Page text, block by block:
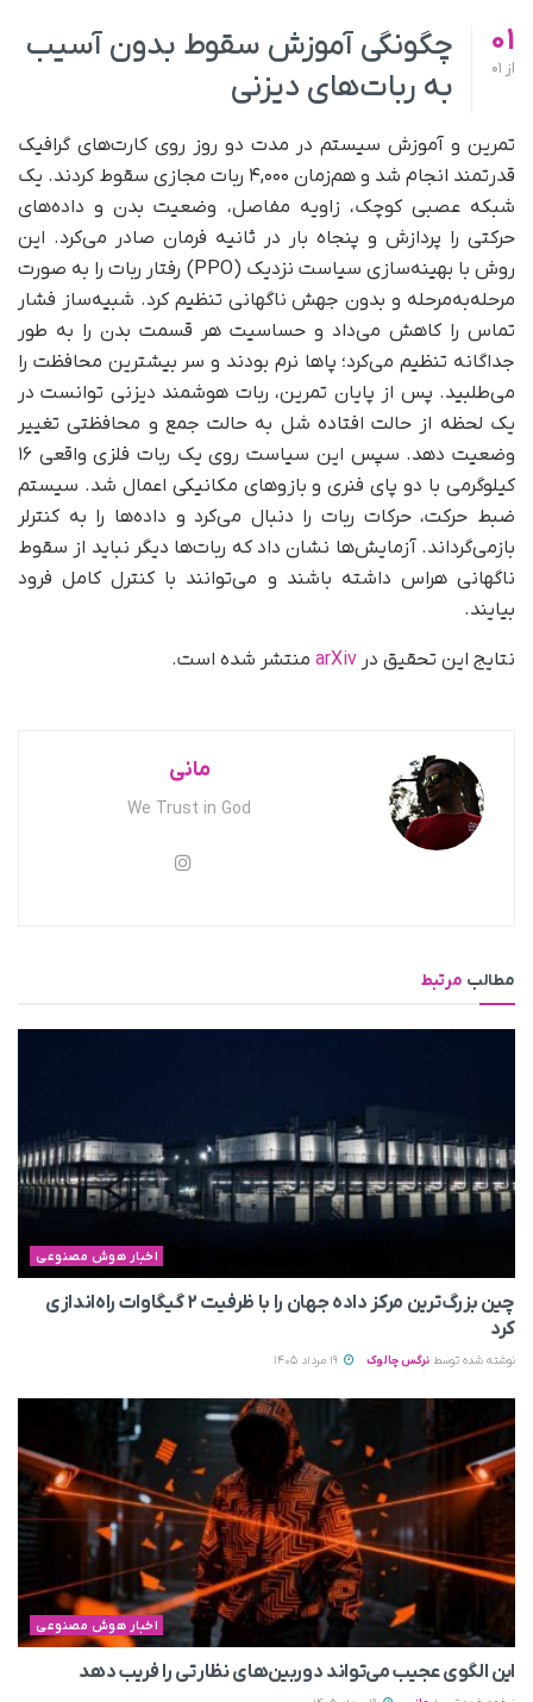
01
از
چگونگی آموزش سقوط بدون آسیب
به ربات‌‌های دیزنی
تمرین و آموزش سیستم در مدت دو روز روی کارت‌های گرافیک
قدرتمند انجام شد و هم‌زمان ۴,۰۰۰ ربات مجازی سقوط کردند. یک
شبکه عصبی کوچک، زاویه مفاصل، وضعیت بدن و داده‌های
حرکتی را پردازش و پنجاه بار در ثانیه فرمان صادر می‌کرد. این
روش با بهینه‌سازی سیاست نزدیک (PPO) رفتار ربات را به صورت
مرحله‌به‌مرحله و بدون جهش ناگهانی تنظیم کرد. شبیه‌ساز فشار
تماس را کاهش می‌داد و حساسیت هر قسمت بدن را به طور
جداگانه تنظیم می‌کرد؛ پاها نرم بودند و سر بیشترین محافظت را
می‌طلبید. پس از پایان تمرین، ربات‌ هوشمند دیزنی توانست در
یک لحظه از حالت افتاده شل به حالت جمع و محافظتی تغییر
وضعیت دهد. سپس این سیاست روی یک ربات فلزی واقعی ۱۶
کیلوگرمی با دو پای فنری و بازوهای مکانیکی اعمال شد. سیستم
ضبط حرکت، حرکات ربات را دنبال می‌کرد و داده‌ها را به کنترلر
بازمی‌گرداند. آزمایش‌ها نشان داد که ربات‌ها دیگر نباید از سقوط
ناگهانی هراس داشته باشند و می‌توانند با کنترل کامل فرود
بیایند.
نتایج این تحقیق در arXiv منتشر شده است.
مانی
We Trust in God
مطالب مرتبط
اخبار هوش مصنوعی
چین بزرگ‌ترین مرکز داده جهان را با ظرفیت ۲ گیگاوات راه‌اندازی
کرد
نوشته شده توسط نرگس چالوک
اخبار هوش مصنوعی
این الگوی عجیب می‌تواند دوربین‌های نظارتی را فریب دهد